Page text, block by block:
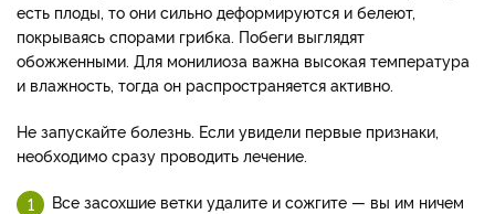
есть плоды, то они сильно деформируются и белеют,
покрываясь спорами грибка. Побеги выглядят
обожженными. Для монилиоза важна высокая температура
и влажность, тогда он распространяется активно.
Не запускайте болезнь. Если увидели первые признаки,
необходимо сразу проводить лечение.
Все засохшие ветки удалите и сожгите — вы им ничем